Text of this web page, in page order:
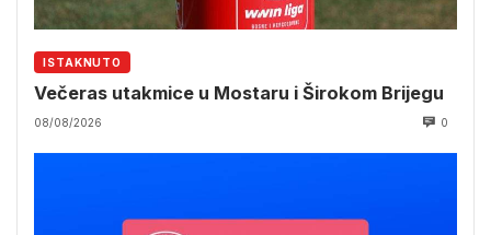
ISTAKNUTO
Večeras utakmice u Mostaru i Širokom Brijegu
08/08/2026 0